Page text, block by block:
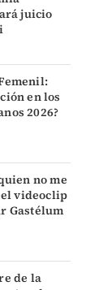
juicio
en los
2026?
no me
el videoclip
Gastélum
de la